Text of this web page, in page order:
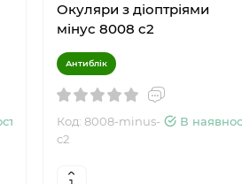
Окуляри з діоптріями
мінус 8008 c2
Антиблік
Код: 8008-minus-
c2
В